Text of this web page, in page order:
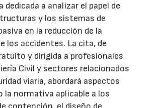
dedicada a analizar el papel de
y los sistemas de
en la reducción de la
los accidentes. La cita, de
y dirigida a profesionales
Civil y sectores relacionados
viaria, abordará aspectos
la normativa aplicable a los